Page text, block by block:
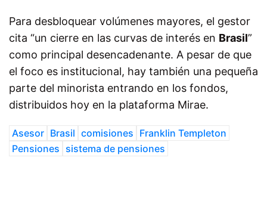
Para desbloquear volúmenes mayores, el gestor
cita “un cierre en las curvas de interés en Brasil”
como principal desencadenante. A pesar de que
el foco es institucional, hay también una pequeña
parte del minorista entrando en los fondos,
distribuidos hoy en la plataforma Mirae.
Asesor Brasil comisiones Franklin Templeton
Pensiones sistema de pensiones